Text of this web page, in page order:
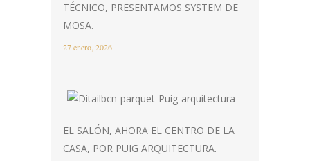
TÉCNICO, PRESENTAMOS SYSTEM DE
MOSA.
27 enero, 2026
EL SALÓN, AHORA EL CENTRO DE LA
CASA, POR PUIG ARQUITECTURA.